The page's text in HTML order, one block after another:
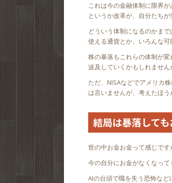
これは今の金融体制に限界
というか改革が、自分たちが
どういう体制になるのかま
使える通貨とか、いろんな可
株の暴落もこれらの体制が
波及していくかもしれません
ただ、NISAなどでアメリカ
は言いませんが、考えたほう
結局は暴落して
世の中お金お金って感じです
今の自分にお金がなくなっ
AIの台頭で職を失う恐怖な